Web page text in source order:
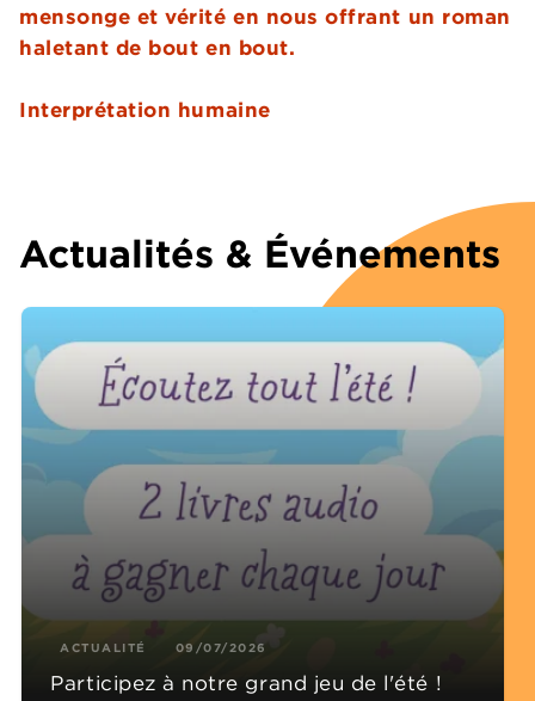
mensonge et vérité en nous offrant un roman
haletant de bout en bout.
Interprétation humaine
Actualités & Événements
ACTUALITÉ 09/07/2026
Participez à notre grand jeu de l'été !